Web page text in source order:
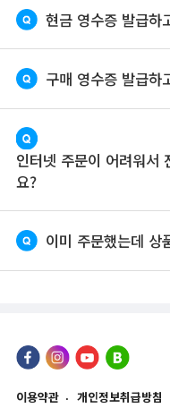
현금 영수증 발급하
구매 영수증 발급하
인터넷 주문이 어려워서
요?
이미 주문했는데 상
이용약관 개인정보취급방침